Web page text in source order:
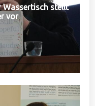
Wassertisch stellt
vor